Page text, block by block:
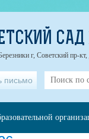
г, Советский пр-
письмо